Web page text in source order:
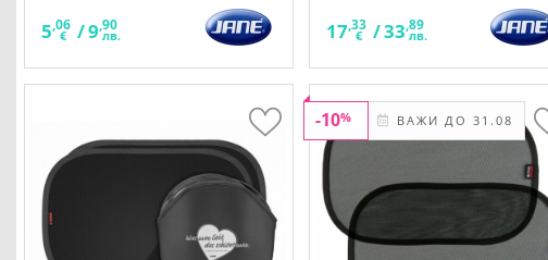
5,06
€ /9,90
лв. 17,33
€ /33,89
лв.
ВАЖИ ДО 31.08
-10%